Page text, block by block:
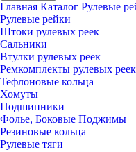
Главная Каталог Рулевые
Рулевые рейки
Штоки рулевых реек
Сальники
Втулки рулевых реек
Ремкомплекты рулевых реек
Тефлоновые кольца
Хомуты
Подшипники
Фолье, Боковые Поджимы
Резиновые кольца
Рулевые тяги